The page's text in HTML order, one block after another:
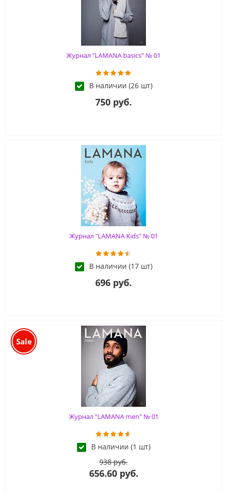
Журнал "LAMANA basics" № 01
В наличии (26 шт)
750 руб.
Журнал "LAMANA Kids" № 01
В наличии (17 шт)
696 руб.
Sale
Журнал "LAMANA men" № 01
В наличии (1 шт)
938 руб.
656.60 руб.